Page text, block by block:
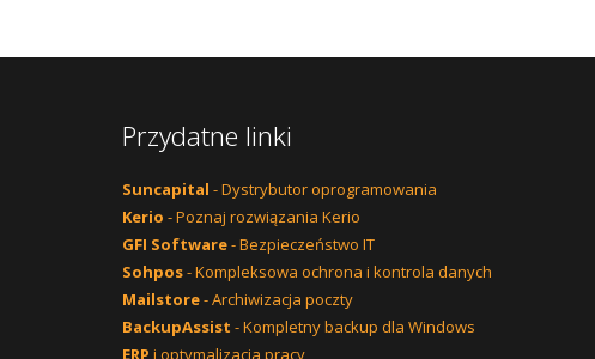
Przydatne linki
Suncapital - Dystrybutor oprogramowania
Kerio - Poznaj rozwiązania Kerio
GFI Software- Bezpieczeństwo IT
Sohpos- Kompleksowa ochrona i kontrola danych
Mailstore- Archiwizacja poczty
BackupAssist - Kompletny backup dla Windows
ERP i optymalizacja pracy